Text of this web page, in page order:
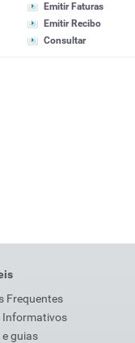
Emitir Faturas
Emitir Recibo
Consultar
Frequentes
Informativos
guias